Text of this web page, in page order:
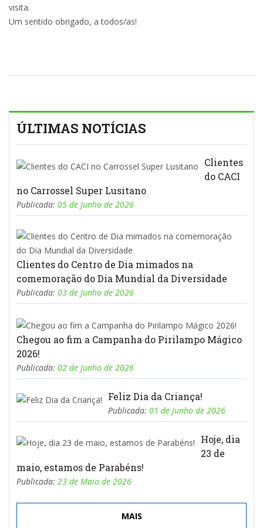
visita.
Um sentido obrigado, a todos/as!
ÚLTIMAS NOTÍCIAS
Clientes
do CACI
no Carrossel Super Lusitano
Publicada: 05 de Junho de 2026
Clientes do Centro de Dia mimados na
comemoração do Dia Mundial da Diversidade
Publicada: 03 de Junho de 2026
Chegou ao fim a Campanha do Pirilampo Mágico
2026!
Publicada: 02 de Junho de 2026
Feliz Dia da Criança!
Publicada: 01 de Junho de 2026
Hoje, dia
23 de
maio, estamos de Parabéns!
Publicada: 23 de Maio de 2026
MAIS